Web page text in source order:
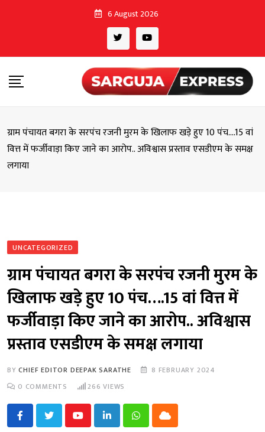
6 August 2026
ग्राम पंचायत बगरा के सरपंच रजनी मुरम के खिलाफ खड़े हुए 10 पंच….15 वां
वित्त में फर्जीवाड़ा किए जाने का आरोप.. अविश्वास प्रस्ताव एसडीएम के समक्ष
लगाया
UNCATEGORIZED
ग्राम पंचायत बगरा के सरपंच रजनी मुरम के
खिलाफ खड़े हुए 10 पंच….15 वां वित्त में
फर्जीवाड़ा किए जाने का आरोप.. अविश्वास
प्रस्ताव एसडीएम के समक्ष लगाया
BYCHIEF EDITOR DEEPAK SARATHE
8 FEBRUARY 2024
0 COMMENTS 266 VIEWS
YoutubeLinkedInWhatsappCloud